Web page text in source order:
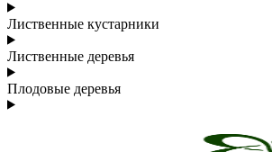
Лиственные кустарники
Лиственные деревья
Плодовые деревья